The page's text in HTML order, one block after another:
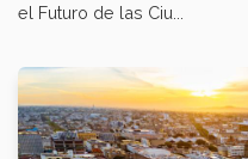
el Futuro de las Ciu...